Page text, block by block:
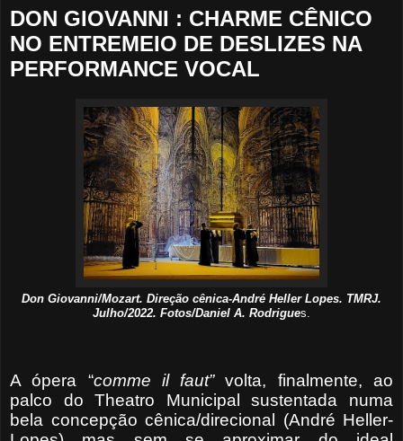
DON GIOVANNI : CHARME CÊNICO
NO ENTREMEIO DE DESLIZES NA
PERFORMANCE VOCAL
Don Giovanni/Mozart. Direção cênica-André Heller Lopes. TMRJ.
Julho/2022. Fotos/Daniel A. Rodrigues.
A ópera “comme il faut”volta, finalmente, ao
palco do Theatro Municipal sustentada numa
bela concepção cênica/direcional (André Heller-